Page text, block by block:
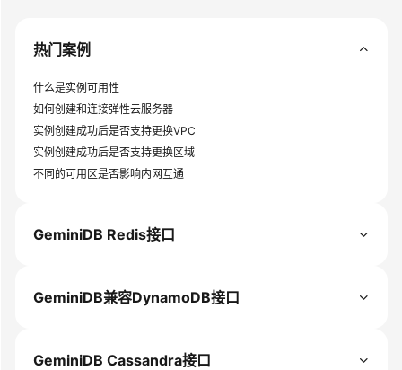
GeminiDB
接
口
技
术
书
参
API
热门案例
什么是实例可用性
如何创建和连接弹性云服务器
实例创建成功后是否支持更换VPC
实例创建成功后是否支持更换区域
不同的可用区是否影响内网互通
GeminiDB Redis接口
GeminiDB兼容DynamoDB接口
GeminiDB Cassandra接口